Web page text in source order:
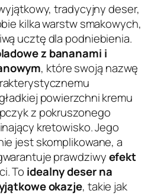
tradycyjny deser,
kilka warstw smakowych,
ucztę dla podniebienia.
z bananami i
, które swoją nazwę
powierzchni kremu
z pokruszonego
kretowisko. Jego
jest skomplikowane, a
prawdziwyefekt
To idealny deser na
okazje, takie jak